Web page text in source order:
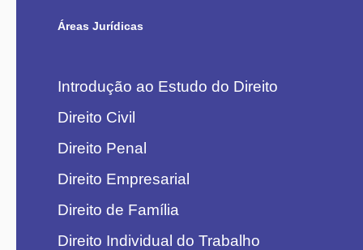
Áreas Jurídicas
Introdução ao Estudo do Direito
Direito Civil
Direito Penal
Direito Empresarial
Direito de Família
Direito Individual do Trabalho